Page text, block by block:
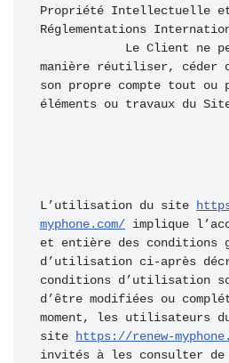
Propriété Intellectuelle
Réglementations
manière réutiliser, céder
son propre compte tout ou
éléments ou travaux du
L’utilisation du site
myphone.com/ implique
et entière des conditions
d’utilisation ci-après
conditions d’utilisation
d’être modifiées ou
moment, les utilisateurs
site https://renew-
invités à les consulter de